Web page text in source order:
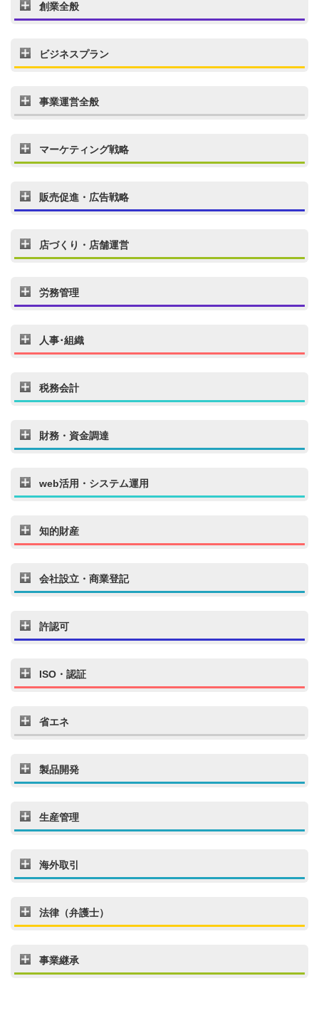
創業全般
ビジネスプラン
事業運営全般
マーケティング戦略
販売促進・広告戦略
店づくり・店舗運営
労務管理
人事･組織
税務会計
財務・資金調達
web活用・システム運用
知的財産
会社設立・商業登記
許認可
ISO・認証
省エネ
製品開発
生産管理
海外取引
法律（弁護士）
事業継承